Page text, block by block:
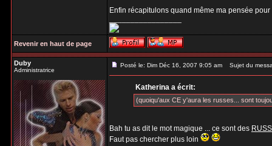
Enfin récapitulons quand même ma pensée
_________________
Revenir en haut de page
Duby
Administratrice
Posté le: Dim Déc 16, 2007 9:05 am Sujet du
Katherina a écrit:
(quoiqu'aux CE y'aura les russes... sont
Bah tu as dit le mot magique ... ce sont des
Faut pas chercher plus loin